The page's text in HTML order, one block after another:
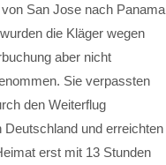
von San Jose nach Panama
die Kläger wegen
aber nicht
Sie verpassten
den Weiterflug
Deutschland und erreichten
erst mit 13 Stunden